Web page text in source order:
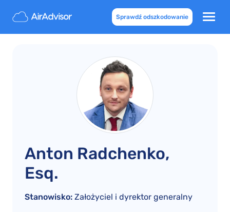
Sprawdź odszkodowanie
Anton Radchenko,
Esq.
Stanowisko: Założyciel i dyrektor generalny